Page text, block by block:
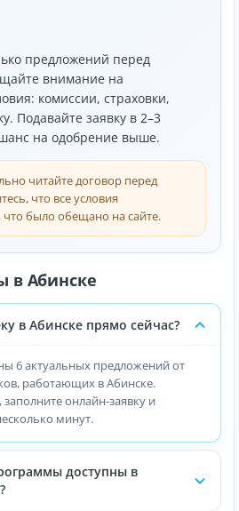
предложений перед
внимание на
комиссии, страховки,
Подавайте заявку в 2–3
на одобрение выше.
читайте договор перед
что все условия
что было обещано на сайте.
в Абинске
в Абинске прямо сейчас?
6 актуальных предложений от
работающих в Абинске.
онлайн-заявку и
минут.
доступны в